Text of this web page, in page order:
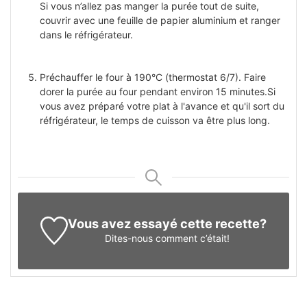
Si vous n’allez pas manger la purée tout de suite,
couvrir avec une feuille de papier aluminium et ranger
dans le réfrigérateur.
Préchauffer le four à 190°C (thermostat 6/7). Faire
dorer la purée au four pendant environ 15 minutes.Si
vous avez préparé votre plat à l'avance et qu'il sort du
réfrigérateur, le temps de cuisson va être plus long.
Vous avez essayé cette recette?
Dites-nous comment c’était!